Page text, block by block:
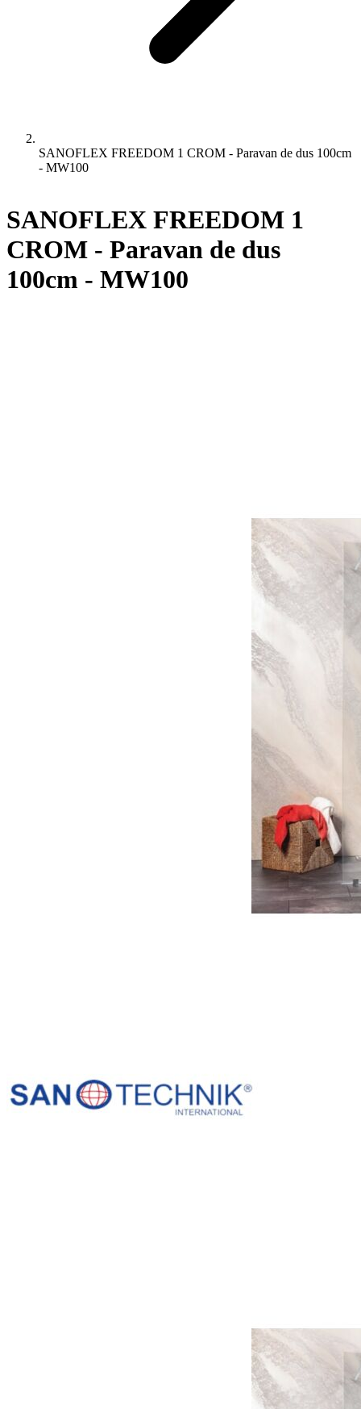
SANOFLEX FREEDOM 1 CROM - Paravan de dus 100cm
- MW100
SANOFLEX FREEDOM 1
CROM - Paravan de dus
100cm - MW100